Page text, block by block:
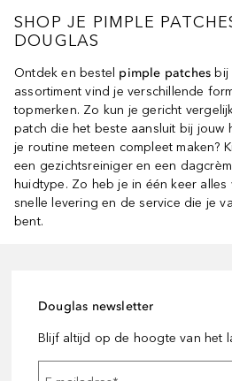
SHOP JE PIMPLE
DOUGLAS
Ontdek en bestel pimple patches bij
assortiment vind je verschillende
topmerken. Zo kun je gericht
patch die het beste aansluit bij jouw
je routine meteen compleet maken?
een gezichtsreiniger en een
huidtype. Zo heb je in één keer
snelle levering en de service die je
bent.
Douglas newsletter
Blijf altijd op de hoogte van het